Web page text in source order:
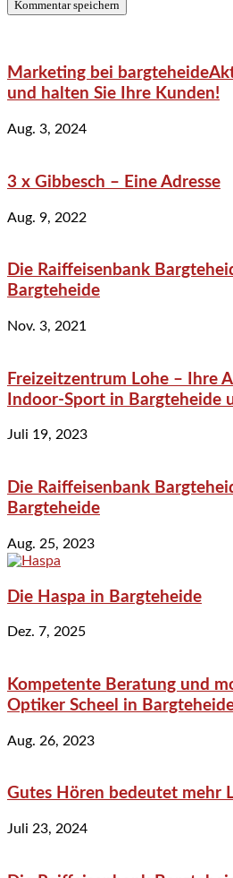
Marketing bei
und halten Sie Ihre Kunden!
Aug. 3, 2024
3 x Gibbesch – Eine Adresse
Aug. 9, 2022
Die Raiffeisenbank
Bargteheide
Nov. 3, 2021
Freizeitzentrum Lohe – Ihre
Indoor-Sport in Bargteheide
Juli 19, 2023
Die Raiffeisenbank
Bargteheide
Aug. 25, 2023
Die Haspa in Bargteheide
Dez. 7, 2025
Kompetente Beratung und
Optiker Scheel in
Aug. 26, 2023
Gutes Hören bedeutet mehr
Juli 23, 2024